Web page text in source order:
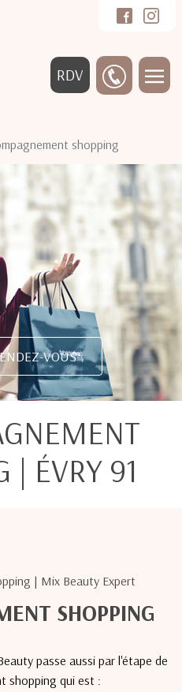
RDV
shopping
VOUS
| ÉVRY 91
SHOPPING
passe aussi par l'étape de
shopping qui est :